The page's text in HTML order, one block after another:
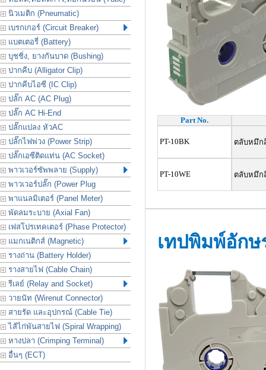
นิวเมติก (Pneumatic)
เบรกเกอร์ (Circuit Breaker)
แบตเตอรี่ (Battery)
บุชชิ่ง, ยางกันบาด (Bushing)
ปากคีบ (Alligator Clip)
ปากคีบไอซี (IC Clip)
ปลั๊ก AC (AC Plug)
ปลั๊ก AC Hi-End
ปลั๊กแปลง หัวAC
ปลั๊กไฟพ่วง (Power Strip)
ปลั๊กเอซีติดแท่น (AC Socket)
พาวเวอร์ซัพพลาย (Supply)
พาวเวอร์ปลั๊ก (Power Plug
พาแนลมิเตอร์ (Panel Meter)
พัดลมระบาย (Axial Fan)
เฟสโปรเทคเตอร์ (Phase Protector)
แมกเนติกส์ (Magnetic)
รางถ่าน (Battery Holder)
รางสายไฟ (Cable Chain)
รีเลย์ (Relay and Socket)
วายนัท (Wirenut Connector)
สายรัด และอุปกรณ์ (Cable Tie)
ไส้ไก่พันสายไฟ (Spiral Wrapping)
หางปลา (Crimping Terminal)
อื่นๆ (ECT)
Part No.
PT-10BK ตลับหมึก
PT-10WE ตลับหมึก
เทปพิมพ์อักษ